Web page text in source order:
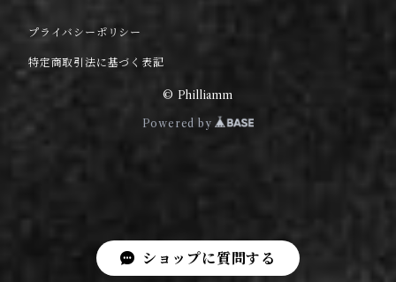
ショップに質問する
プライバシーポリシー
特定商取引法に基づく表記
© Philliamm
Powered by